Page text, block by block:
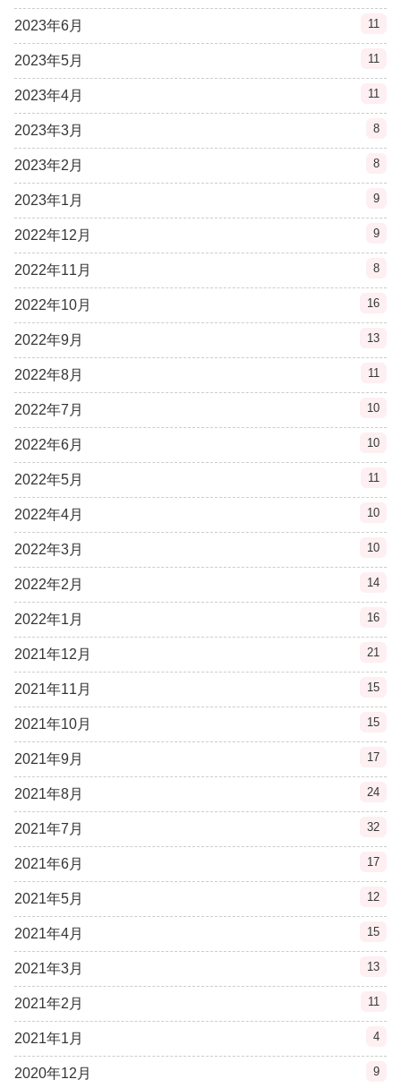
2023年6月 11
2023年5月 11
2023年4月 11
2023年3月 8
2023年2月 8
2023年1月 9
2022年12月 9
2022年11月 8
2022年10月 16
2022年9月 13
2022年8月 11
2022年7月 10
2022年6月 10
2022年5月 11
2022年4月 10
2022年3月 10
2022年2月 14
2022年1月 16
2021年12月 21
2021年11月 15
2021年10月 15
2021年9月 17
2021年8月 24
2021年7月 32
2021年6月 17
2021年5月 12
2021年4月 15
2021年3月 13
2021年2月 11
2021年1月 4
2020年12月 9